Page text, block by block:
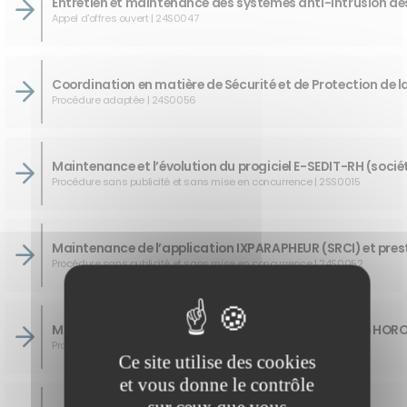
Appel d'offres ouvert | 24S0047
Procédure adaptée | 24S0056
Procédure sans publicité et sans mise en concurrence | 2SS0015
Procédure sans publicité et sans mise en concurrence | 24S0052
Procédure sans publicité et sans mise en concurrence | 24S0050
Ce site utilise des cookies
et vous donne le contrôle